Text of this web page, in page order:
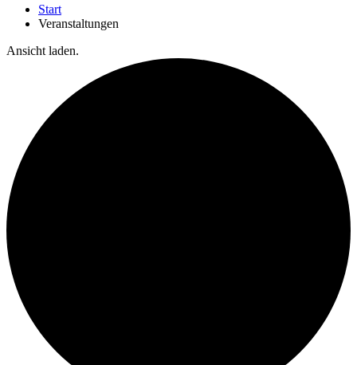
Start
Veranstaltungen
Ansicht laden.